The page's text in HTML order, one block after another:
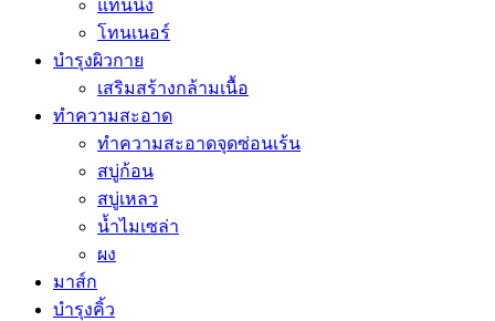
แทนนิ่ง
โทนเนอร์
บำรุงผิวกาย
เสริมสร้างกล้ามเนื้อ
ทำความสะอาด
ทำความสะอาดจุดซ่อนเร้น
สบู่ก้อน
สบู่เหลว
น้ำไมเซล่า
ผง
มาส์ก
บำรุงคิ้ว